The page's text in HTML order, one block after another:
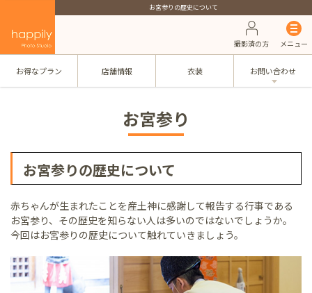
お宮参りの歴史について
撮影済の方 メニュー
お得なプラン 店舗情報 衣装 お問い合わせ
お宮参り
お宮参りの歴史について
赤ちゃんが生まれたことを産土神に感謝して報告する行事である
お宮参り、その歴史を知らない人は多いのではないでしょうか。
今回はお宮参りの歴史について触れていきましょう。